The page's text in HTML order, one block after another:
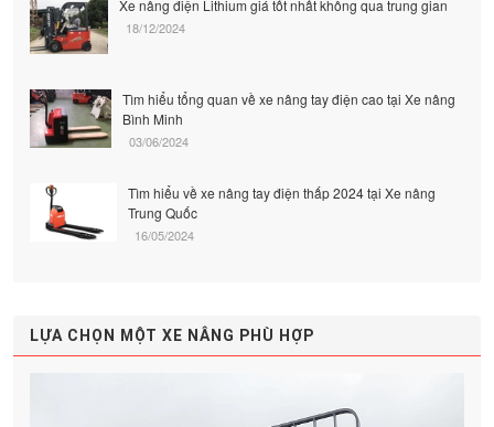
Xe nâng điện Lithium giá tốt nhất không qua trung gian
18/12/2024
Tìm hiểu tổng quan về xe nâng tay điện cao tại Xe nâng
Bình Minh
03/06/2024
Tìm hiểu về xe nâng tay điện thấp 2024 tại Xe nâng
Trung Quốc
16/05/2024
LỰA CHỌN MỘT XE NÂNG PHÙ HỢP